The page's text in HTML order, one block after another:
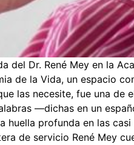
del Dr. René Mey en la
de la Vida, un espacio
las necesite, fue una de
—dichas en un
profunda en las
de servicio René Mey